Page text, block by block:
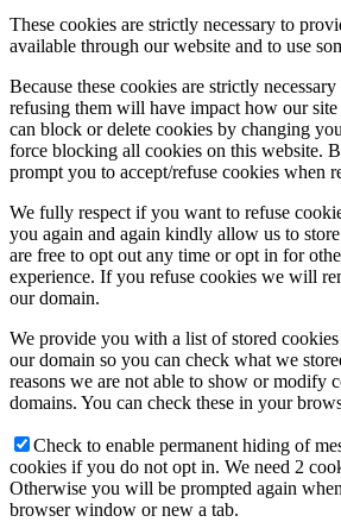
These cookies are strictly necessary to
available through our website and to use
Because these cookies are strictly
refusing them will have impact how our
can block or delete cookies by changing
force blocking all cookies on this website.
prompt you to accept/refuse cookies when
We fully respect if you want to refuse
you again and again kindly allow us to
are free to opt out any time or opt in for
experience. If you refuse cookies we will
our domain.
We provide you with a list of stored
our domain so you can check what we
reasons we are not able to show or modify
domains. You can check these in your
Check to enable permanent hiding of
cookies if you do not opt in. We need 2
Otherwise you will be prompted again
browser window or new a tab.